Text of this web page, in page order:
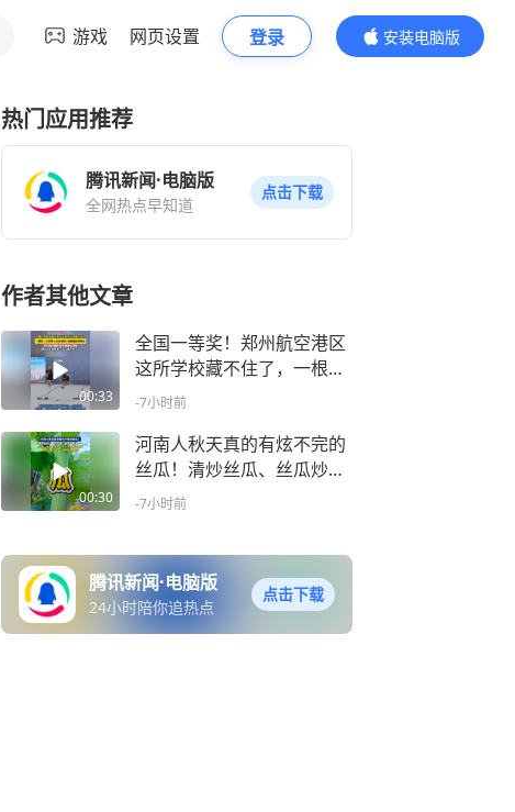
游戏 网页设置 登录
安装电脑版
内容更精彩
热门应用推荐
腾讯新闻·电脑版
全网热点早知道
点击下载
作者其他文章
00:33
全国一等奖！郑州航空港区
这所学校藏不住了，一根
绳，让河南11岁女生登上全
铁，每年磨破五双鞋，网
友：这才是真正的“脚下生
花”！
-7小时前
00:30
河南人秋天真的有炫不完的
丝瓜！清炒丝瓜、丝瓜炒
蛋、丝瓜蛋花汤……，网
还可以刷锅呢
-7小时前
腾讯新闻·电脑版
24小时陪你追热点
点击下载